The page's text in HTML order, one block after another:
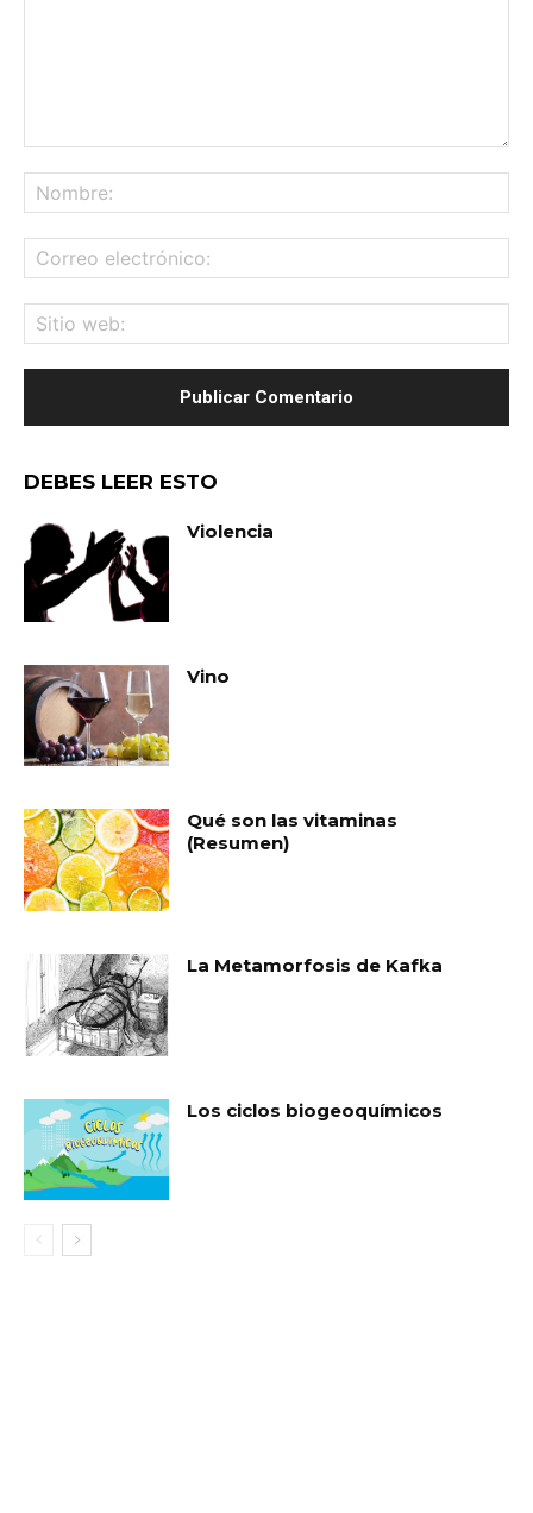
DEBES LEER ESTO
Violencia
Vino
Qué son las vitaminas
(Resumen)
La Metamorfosis de Kafka
Los ciclos biogeoquímicos